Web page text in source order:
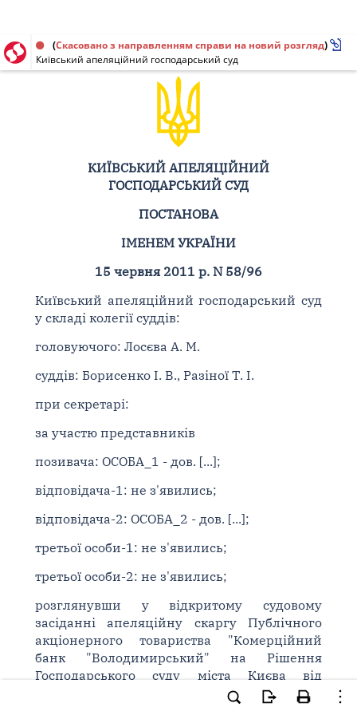
Постанова від 15.06.2011 № 58/96
(Скасовано з направленням справи на новий розгляд)
Київський апеляційний господарський суд
КИЇВСЬКИЙ АПЕЛЯЦІЙНИЙ
ГОСПОДАРСЬКИЙ СУД
ПОСТАНОВА
ІМЕНЕМ УКРАЇНИ
15 червня 2011 р. N 58/96
Київський апеляційний господарський суд
у складі колегії суддів:
головуючого: Лосєва А. М.
суддів: Борисенко І. В., Разіної Т. І.
при секретарі:
за участю представників
позивача: ОСОБА_1 - дов. [...];
відповідача-1: не з'явились;
відповідача-2: ОСОБА_2 - дов. [...];
третьої особи-1: не з'явились;
третьої особи-2: не з'явились;
розглянувши у відкритому судовому
засіданні апеляційну скаргу Публічного
акціонерного товариства "Комерційний
банк "Володимирський" на Рішення
Господарського суду міста Києва від
15.04.2011 р. у справі N 58/96 (суддя